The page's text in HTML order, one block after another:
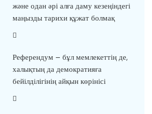
және одан әрі алға даму кезеңіндегі
маңызды тарихи құжат болмақ
Референдум – бұл мемлекеттің де,
халықтың да демократияға
бейілділігінің айқын көрінісі